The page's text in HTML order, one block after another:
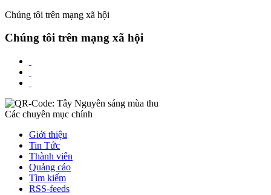
Chúng tôi trên mạng xã hội
Chúng tôi trên mạng xã hội
Các chuyên mục chính
Giới thiệu
Tin Tức
Thành viên
Quảng cáo
Tìm kiếm
RSS-feeds